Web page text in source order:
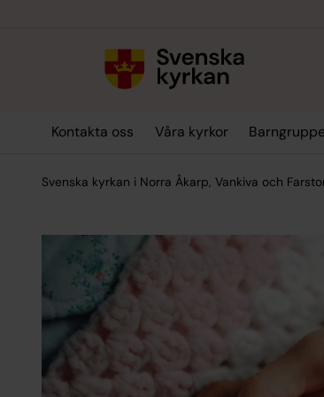
Kontakta oss Våra kyrkor
Svenska kyrkan i Norra Åkarp, Vankiva och